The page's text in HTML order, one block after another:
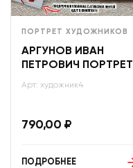
ПОРТРЕТ ХУДОЖНИКОВ
АРГУНОВ ИВАН
ПЕТРОВИЧ ПОРТРЕТ
Арт: художник4
790,00 ₽
ПОДРОБНЕЕ